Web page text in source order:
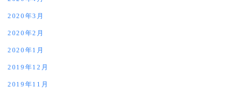
2020年3月
2020年2月
2020年1月
2019年12月
2019年11月